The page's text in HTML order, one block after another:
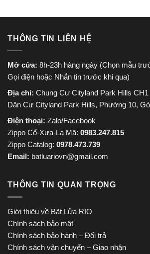
THÔNG TIN LIÊN HỆ
Mở cửa: 8h-23h hàng ngày (Chọn mẫu
Gọi điện hoặc Nhắn tin trước khi qua)
Địa chỉ: Chung Cư Cityland Park Hills
Dân Cư Cityland Park Hills, Phường 10,
Điện thoại: Zalo/Facebook
Zippo Cổ-Xưa-La Mã: 0983.247.815
Zippo Catalog: 0978.473.739
Email: batluariovn@gmail.com
THÔNG TIN QUAN TRỌNG
Giới thiệu về Bật Lửa RIO
Chính sách bảo mật
Chính sách bảo hành – Đổi trả
Chính sách vận chuyển – Giao nhận